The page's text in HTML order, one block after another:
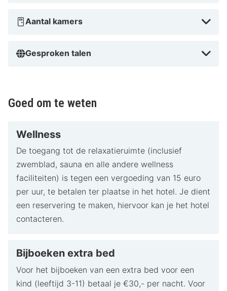
Aantal kamers
Gesproken talen
Goed om te weten
Wellness
De toegang tot de relaxatieruimte (inclusief
zwemblad, sauna en alle andere wellness
faciliteiten) is tegen een vergoeding van 15 euro
per uur, te betalen ter plaatse in het hotel. Je dient
een reservering te maken, hiervoor kan je het hotel
contacteren.
Bijboeken extra bed
Voor het bijboeken van een extra bed voor een
kind (leeftijd 3-11) betaal je €30,- per nacht. Voor